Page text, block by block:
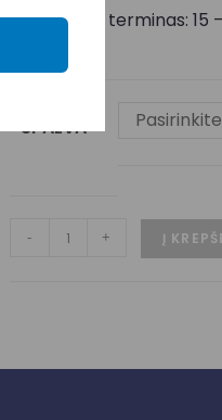
Pristatymo terminas: 15
SPALVA
- + Į